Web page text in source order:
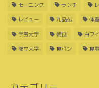
モーニング ランチ
レビュー 九品仏 体
学芸大学 朝食 白ワ
都立大学 食パン 食